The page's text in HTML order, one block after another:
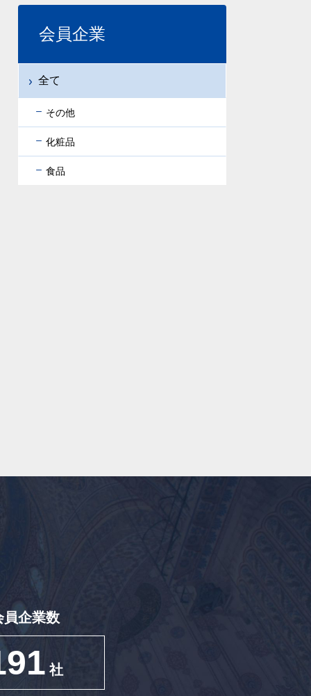
会員企業
全て
その他
化粧品
食品
員企業数
社